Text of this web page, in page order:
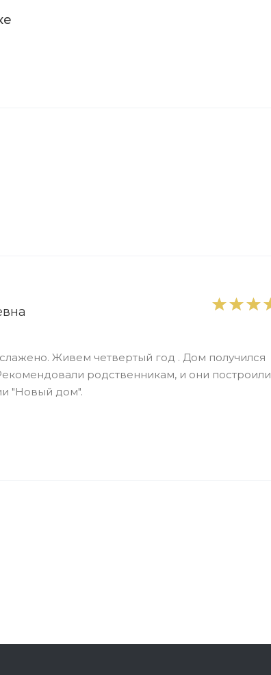
Живем четвертый год . Дом получился
родственникам, и они построили
"Новый дом".